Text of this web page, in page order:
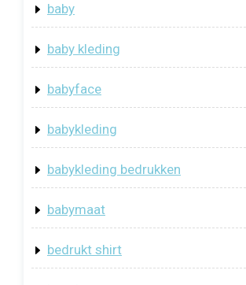
baby
baby kleding
babyface
babykleding
babykleding bedrukken
babymaat
bedrukt shirt